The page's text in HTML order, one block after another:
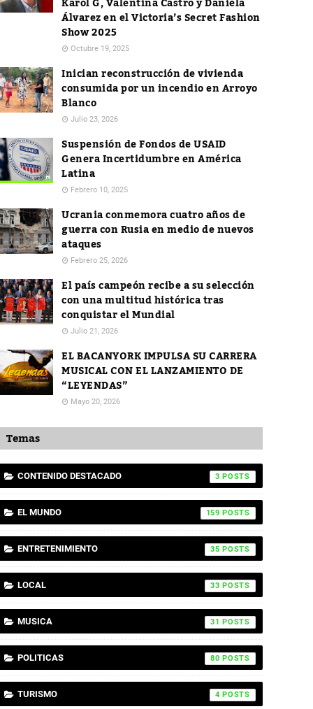
Álvarez en el Victoria’s Secret Fashion
Show 2025
Octubre 19, 2025
Inician reconstrucción de vivienda
consumida por un incendio en Arroyo
Blanco
Julio 23, 2026
Suspensión de Fondos de USAID
Genera Incertidumbre en América
Latina
Febrero 10, 2025
Ucrania conmemora cuatro años de
guerra con Rusia en medio de nuevos
ataques
Febrero 25, 2026
El país campeón recibe a su selección
con una multitud histórica tras
conquistar el Mundial
Julio 21, 2026
EL BACANYORK IMPULSA SU CARRERA
MUSICAL CON EL LANZAMIENTO DE
“LEYENDAS”
Mayo 20, 2026
Temas
CONTENIDO DESTACADO 3
EL MUNDO 159
ENTRETENIMIENTO 35
LOCAL 33
MUSICA 31
POLITICAS 80
TURISMO 4